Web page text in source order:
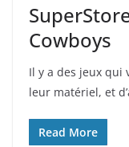
Cowboys
Il y a des jeux
leur matériel, et
Read More